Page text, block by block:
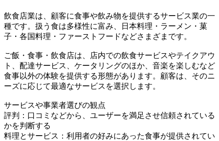
飲食店業は、顧客に食事や飲み物を提供するサービス業の一
種です。扱う食は多様性に富み、日本料理・ラーメン・菓
子・各国料理・ファーストフードなどさまざまです。
ご飯・食事・飲食店は、店内での飲食サービスやテイクアウ
ト、配達サービス、ケータリングのほか、音楽を楽しむなど
食事以外の体験を提供する形態があります。顧客は、そのニ
ーズに応じて最適なサービスを選択します。
サービスや事業者選びの観点
評判：口コミなどから、ユーザーを満足させ信頼されている
かを判断する
料理とサービス：利用者の好みにあった食事が提供されてい